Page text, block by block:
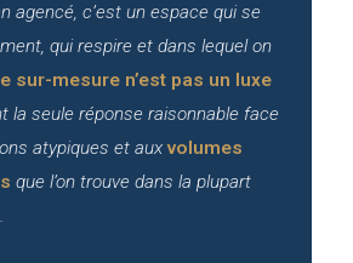
agencé, c’est un espace qui se
qui respire et dans lequel on
sur-mesure n’est pas un luxe
la seule réponse raisonnable face
atypiques et auxvolumes
que l’on trouve dans la plupart